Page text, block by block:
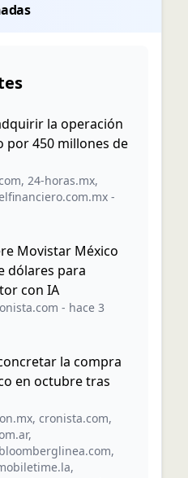
la operación
por 450 millones de
, 24-horas.mx,
-
Movistar México
dólares para
con IA
- hace 3
la compra
en octubre tras
, cronista.com,
,
bloomberglinea.com,
,